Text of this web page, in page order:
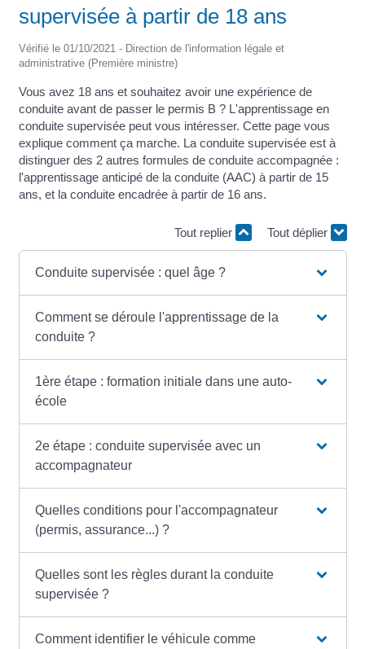
supervisée à partir de 18 ans
Vérifié le 01/10/2021 - Direction de l'information légale et
administrative (Première ministre)
Vous avez 18 ans et souhaitez avoir une expérience de
conduite avant de passer le permis B ? L'apprentissage en
conduite supervisée peut vous intéresser. Cette page vous
explique comment ça marche. La conduite supervisée est à
distinguer des 2 autres formules de conduite accompagnée :
l'apprentissage anticipé de la conduite (AAC) à partir de 15
ans, et la conduite encadrée à partir de 16 ans.
Tout replier Tout déplier
Conduite supervisée : quel âge ?
Comment se déroule l'apprentissage de la
conduite ?
1ère étape : formation initiale dans une auto-
école
2e étape : conduite supervisée avec un
accompagnateur
Quelles conditions pour l'accompagnateur
(permis, assurance...) ?
Quelles sont les règles durant la conduite
supervisée ?
Comment identifier le véhicule comme